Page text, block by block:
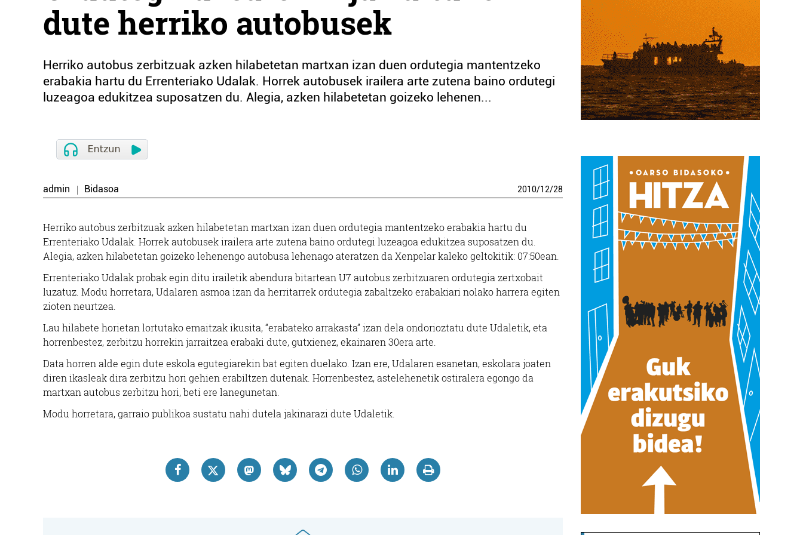
dute herriko autobusek
Herriko autobus zerbitzuak azken hilabetetan martxan izan duen ordutegia mantentzeko
erabakia hartu du Errenteriako Udalak. Horrek autobusek irailera arte zutena baino ordutegi
luzeagoa edukitzea suposatzen du. Alegia, azken hilabetetan goizeko lehenen...
admin Bidasoa 2010/12/28
Herriko autobus zerbitzuak azken hilabetetan martxan izan duen ordutegia mantentzeko erabakia hartu du
Errenteriako Udalak. Horrek autobusek irailera arte zutena baino ordutegi luzeagoa edukitzea suposatzen du.
Alegia, azken hilabetetan goizeko lehenengo autobusa lehenago ateratzen da Xenpelar kaleko geltokitik: 07:50ean.
Errenteriako Udalak probak egin ditu irailetik abendura bitartean U7 autobus zerbitzuaren ordutegia zertxobait
luzatuz. Modu horretara, Udalaren asmoa izan da herritarrek ordutegia zabaltzeko erabakiari nolako harrera egiten
zioten neurtzea.
Lau hilabete horietan lortutako emaitzak ikusita, “erabateko arrakasta” izan dela ondorioztatu dute Udaletik, eta
horrenbestez, zerbitzu horrekin jarraitzea erabaki dute, gutxienez, ekainaren 30era arte.
Data horren alde egin dute eskola egutegiarekin bat egiten duelako. Izan ere, Udalaren esanetan, eskolara joaten
diren ikasleak dira zerbitzu hori gehien erabiltzen dutenak. Horrenbestez, astelehenetik ostiralera egongo da
martxan autobus zerbitzu hori, beti ere lanegunetan.
Modu horretara, garraio publikoa sustatu nahi dutela jakinarazi dute Udaletik.